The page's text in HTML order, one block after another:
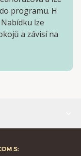
programu. H
lze
a závisí na
S: